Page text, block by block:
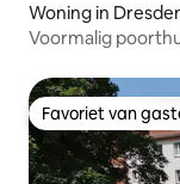
Woning in
Voormalig
Favoriet van
Favoriet van